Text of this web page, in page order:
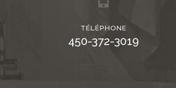
TÉLÉPHONE
450-372-3019